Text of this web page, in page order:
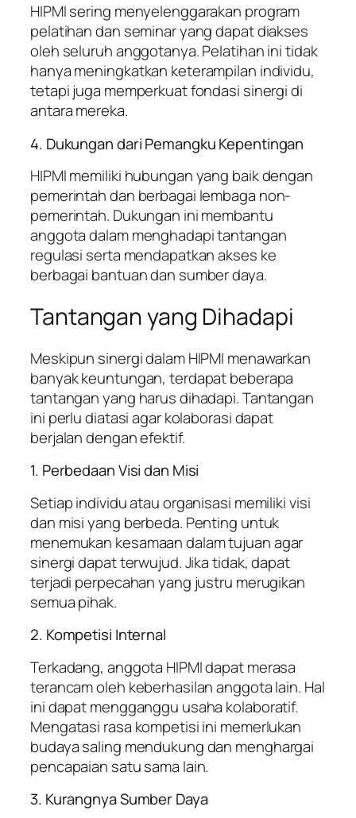
HIPMI sering menyelenggarakan program
pelatihan dan seminar yang dapat diakses
oleh seluruh anggotanya. Pelatihan ini tidak
hanya meningkatkan keterampilan individu,
tetapi juga memperkuat fondasi sinergi di
antara mereka.
4. Dukungan dari Pemangku Kepentingan
HIPMI memiliki hubungan yang baik dengan
pemerintah dan berbagai lembaga non-
pemerintah. Dukungan ini membantu
anggota dalam menghadapi tantangan
regulasi serta mendapatkan akses ke
berbagai bantuan dan sumber daya.
Tantangan yang Dihadapi
Meskipun sinergi dalam HIPMI menawarkan
banyak keuntungan, terdapat beberapa
tantangan yang harus dihadapi. Tantangan
ini perlu diatasi agar kolaborasi dapat
berjalan dengan efektif.
1. Perbedaan Visi dan Misi
Setiap individu atau organisasi memiliki visi
dan misi yang berbeda. Penting untuk
menemukan kesamaan dalam tujuan agar
sinergi dapat terwujud. Jika tidak, dapat
terjadi perpecahan yang justru merugikan
semua pihak.
2. Kompetisi Internal
Terkadang, anggota HIPMI dapat merasa
terancam oleh keberhasilan anggota lain. Hal
ini dapat mengganggu usaha kolaboratif.
Mengatasi rasa kompetisi ini memerlukan
budaya saling mendukung dan menghargai
pencapaian satu sama lain.
3. Kurangnya Sumber Daya